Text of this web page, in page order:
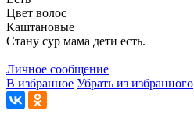
Цвет волос
Каштановые
Стану сур мама дети есть.
Личное сообщение
В избранное Убрать из избранного